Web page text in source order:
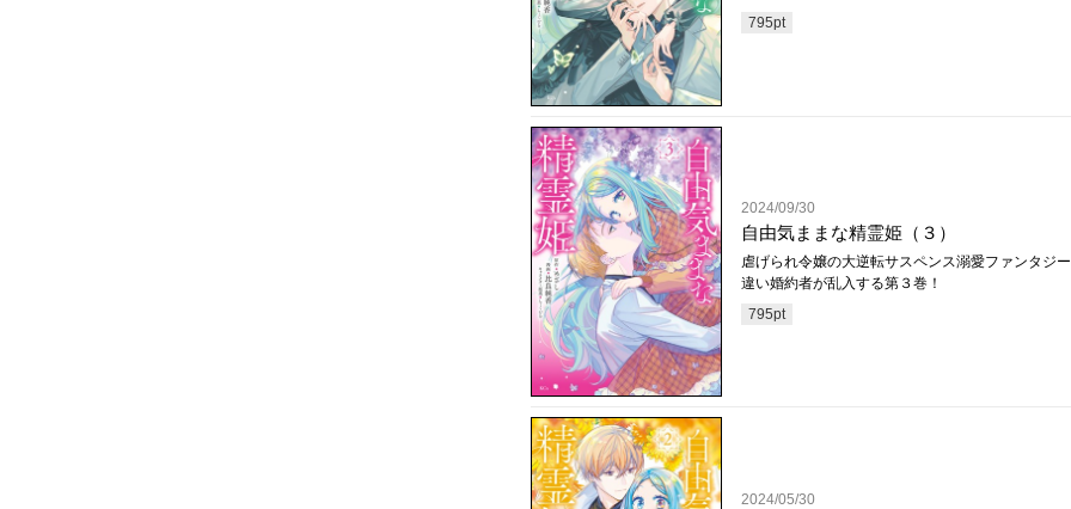
795pt
2024/09/30
自由気ままな精霊姫（３）
虐げられ令嬢の大逆転サスペンス溺愛ファンタジ
違い婚約者が乱入する第３巻！
795pt
2024/05/30